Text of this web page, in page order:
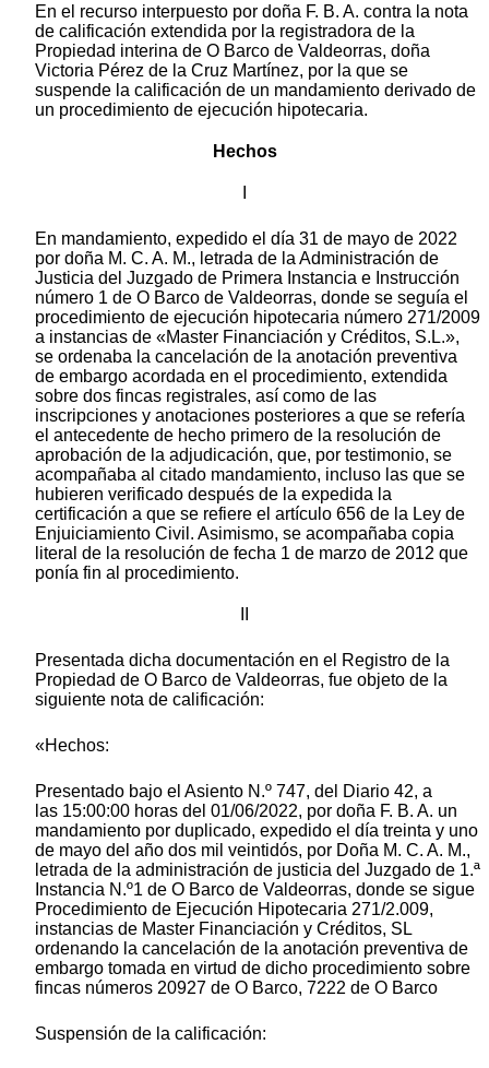
En el recurso interpuesto por doña F. B. A. contra la nota
de calificación extendida por la registradora de la
Propiedad interina de O Barco de Valdeorras, doña
Victoria Pérez de la Cruz Martínez, por la que se
suspende la calificación de un mandamiento derivado de
un procedimiento de ejecución hipotecaria.
Hechos
En mandamiento, expedido el día 31 de mayo de 2022
por doña M. C. A. M., letrada de la Administración de
Justicia del Juzgado de Primera Instancia e Instrucción
número 1 de O Barco de Valdeorras, donde se seguía el
procedimiento de ejecución hipotecaria número 271/2009
a instancias de «Master Financiación y Créditos, S.L.»,
se ordenaba la cancelación de la anotación preventiva
de embargo acordada en el procedimiento, extendida
sobre dos fincas registrales, así como de las
inscripciones y anotaciones posteriores a que se refería
el antecedente de hecho primero de la resolución de
aprobación de la adjudicación, que, por testimonio, se
acompañaba al citado mandamiento, incluso las que se
hubieren verificado después de la expedida la
certificación a que se refiere el artículo 656 de la Ley de
Enjuiciamiento Civil. Asimismo, se acompañaba copia
literal de la resolución de fecha 1 de marzo de 2012 que
ponía fin al procedimiento.
Presentada dicha documentación en el Registro de la
Propiedad de O Barco de Valdeorras, fue objeto de la
siguiente nota de calificación:
«Hechos:
Presentado bajo el Asiento N.º 747, del Diario 42, a
las 15:00:00 horas del 01/06/2022, por doña F. B. A. un
mandamiento por duplicado, expedido el día treinta y uno
de mayo del año dos mil veintidós, por Doña M. C. A. M.,
letrada de la administración de justicia del Juzgado de 1.ª
Instancia N.º1 de O Barco de Valdeorras, donde se sigue
Procedimiento de Ejecución Hipotecaria 271/2.009,
instancias de Master Financiación y Créditos, SL
ordenando la cancelación de la anotación preventiva de
embargo tomada en virtud de dicho procedimiento sobre
fincas números 20927 de O Barco, 7222 de O Barco
Suspensión de la calificación: